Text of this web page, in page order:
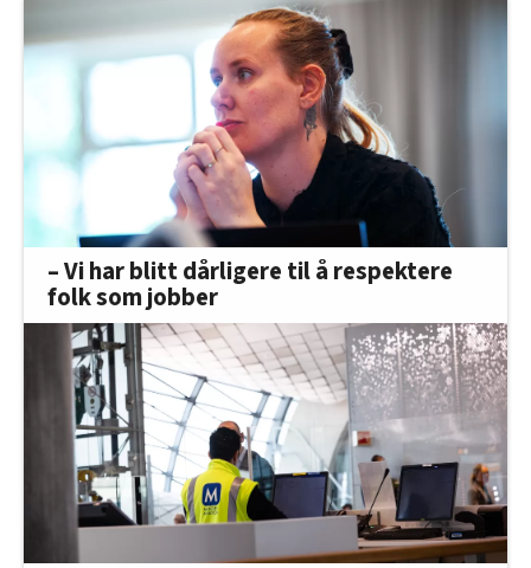
– Vi har blitt dårligere til å respektere
folk som jobber